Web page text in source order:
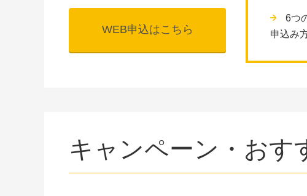
WEB申込はこちら
6つ
申込み
キャンペーン・おす